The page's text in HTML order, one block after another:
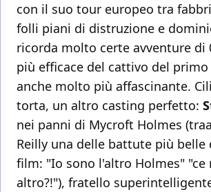
con il suo tour europeo tra
folli piani di distruzione e
ricorda molto certe avventure di
più efficace del cattivo del
anche molto più affascinante.
torta, un altro casting perfetto:
nei panni di Mycroft Holmes
Reilly una delle battute più belle
film: "Io sono l'altro Holmes" "ce
altro?!"), fratello